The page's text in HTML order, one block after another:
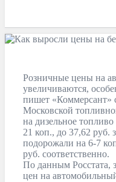
Розничные цены на
увеличиваются,
пишет «Коммерсант»
Московской
на дизельное
21 коп., до 37,62
подорожали на 6-7
руб. соответственно.
По данным Росстата,
цен на